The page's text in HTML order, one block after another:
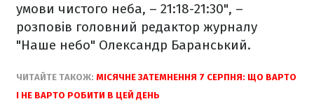
умови чистого неба, – 21:18-21:30", –
розповів головний редактор журналу
"Наше небо" Олександр Баранський.
ЧИТАЙТЕ ТАКОЖ: МІСЯЧНЕ ЗАТЕМНЕННЯ 7 СЕРПНЯ: ЩО ВАРТО
І НЕ ВАРТО РОБИТИ В ЦЕЙ ДЕНЬ